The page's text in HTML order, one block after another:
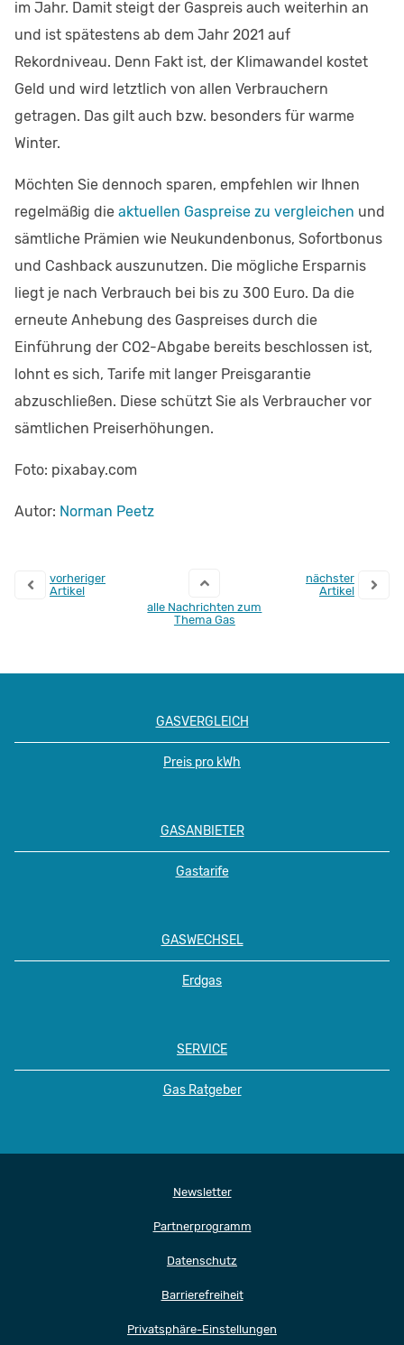
im Jahr. Damit steigt der Gaspreis auch weiterhin an
und ist spätestens ab dem Jahr 2021 auf
Rekordniveau. Denn Fakt ist, der Klimawandel kostet
Geld und wird letztlich von allen Verbrauchern
getragen. Das gilt auch bzw. besonders für warme
Winter.
Möchten Sie dennoch sparen, empfehlen wir Ihnen
regelmäßig die aktuellen Gaspreise zu vergleichen und
sämtliche Prämien wie Neukundenbonus, Sofortbonus
und Cashback auszunutzen. Die mögliche Ersparnis
liegt je nach Verbrauch bei bis zu 300 Euro. Da die
erneute Anhebung des Gaspreises durch die
Einführung der CO2-Abgabe bereits beschlossen ist,
lohnt es sich, Tarife mit langer Preisgarantie
abzuschließen. Diese schützt Sie als Verbraucher vor
sämtlichen Preiserhöhungen.
Foto: pixabay.com
Autor: Norman Peetz
vorheriger
Artikel
alle Nachrichten zum
Thema Gas
nächster
Artikel
GASVERGLEICH
Preis pro kWh
GASANBIETER
Gastarife
GASWECHSEL
Erdgas
SERVICE
Gas Ratgeber
Newsletter
Partnerprogramm
Datenschutz
Barrierefreiheit
Privatsphäre-Einstellungen